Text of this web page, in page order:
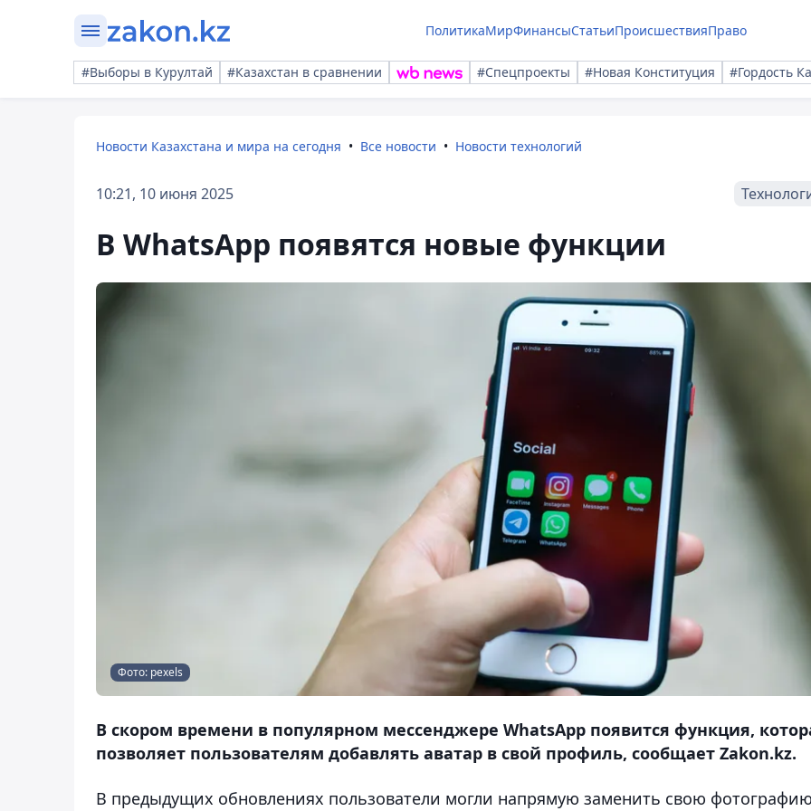
ПолитикаМирФинансыСтатьиПроисшествияПраво
#Выборы в Курултай #Казахстан в сравнении #Спецпроекты #Новая Конституция #Гордость
Новости Казахстана и мира на сегодня Все новости Новости технологий
10:21, 10 июня 2025
В WhatsApp появятся новые функции
Фото: pexels
В скором времени в популярном мессенджере WhatsApp появится функция,
позволяет пользователям добавлять аватар в свой профиль, сообщает Zakon.kz.
В предыдущих обновлениях пользователи могли напрямую заменить свою